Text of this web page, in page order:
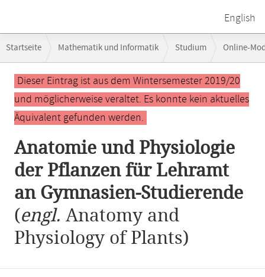
English
Navigation
Startseite Mathematik und Informatik Studium Online-
Anatomie und Physiologie der Pflanzen für Lehramt an Gymnasien-
Hauptinhalt
Dieser Eintrag ist aus dem Wintersemester 2019/20
und möglicherweise veraltet. Es konnte kein aktuelles
Äquivalent gefunden werden.
Anatomie und Physiologie
der Pflanzen für Lehramt
an Gymnasien-Studierende
(engl. Anatomy and
Physiology of Plants)